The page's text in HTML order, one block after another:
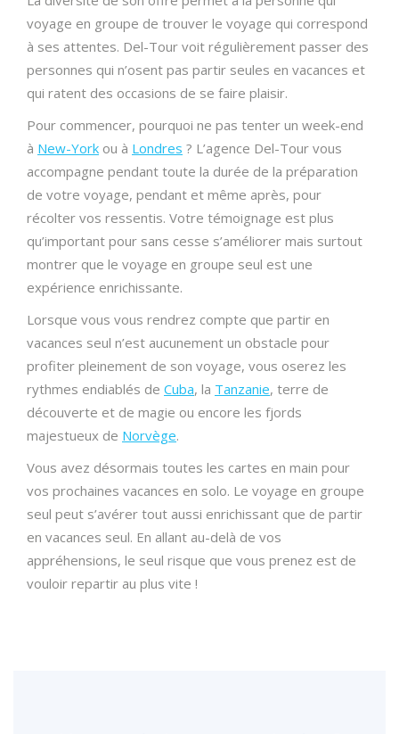
voyage en groupe de trouver le voyage qui correspond
à ses attentes. Del-Tour voit régulièrement passer des
personnes qui n’osent pas partir seules en vacances et
qui ratent des occasions de se faire plaisir.
Pour commencer, pourquoi ne pas tenter un week-end
à New-York ou à Londres ? L’agence Del-Tour vous
accompagne pendant toute la durée de la préparation
de votre voyage, pendant et même après, pour
récolter vos ressentis. Votre témoignage est plus
qu’important pour sans cesse s’améliorer mais surtout
montrer que le voyage en groupe seul est une
expérience enrichissante.
Lorsque vous vous rendrez compte que partir en
vacances seul n’est aucunement un obstacle pour
profiter pleinement de son voyage, vous oserez les
rythmes endiablés de Cuba, la Tanzanie, terre de
découverte et de magie ou encore les fjords
majestueux de Norvège.
Vous avez désormais toutes les cartes en main pour
vos prochaines vacances en solo. Le voyage en groupe
seul peut s’avérer tout aussi enrichissant que de partir
en vacances seul. En allant au-delà de vos
appréhensions, le seul risque que vous prenez est de
vouloir repartir au plus vite !